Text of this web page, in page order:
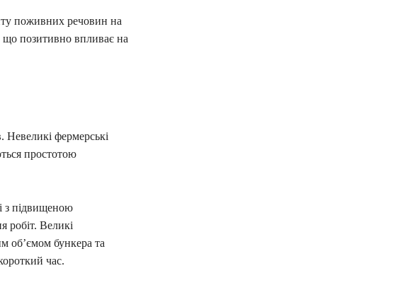
поживних речовин на
що позитивно впливає на
Невеликі фермерські
простотою
з підвищеною
робіт. Великі
об’ємом бункера та
час.